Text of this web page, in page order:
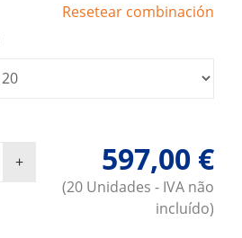
Resetear combinación
597,00 €
(20 Unidades - IVA não
incluído)